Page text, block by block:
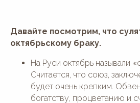
Давайте посмотрим, что
октябрьскому браку.
На Руси октябрь называли
Считается, что союз,
будет очень крепким.
богатству, процветанию и